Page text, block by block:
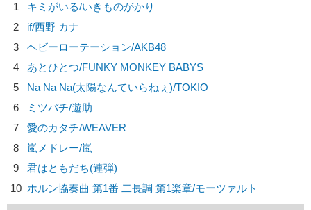
1
キミがいる/いきものがかり
2
if/西野 カナ
3
ヘビーローテーション/AKB48
4
あとひとつ/FUNKY MONKEY BABYS
5
Na Na Na(太陽なんていらねぇ)/TOKIO
6
ミツバチ/遊助
7
愛のカタチ/WEAVER
8
嵐メドレー/嵐
9
君はともだち(連弾)
10 ホルン協奏曲 第1番 二長調 第1楽章/モーツァルト